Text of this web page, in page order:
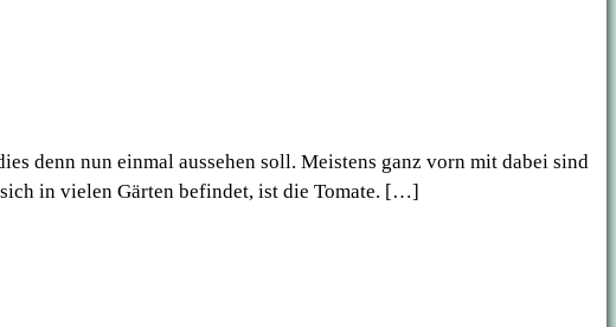
denn nun einmal aussehen soll. Meistens ganz vorn mit dabei sind
in vielen Gärten befindet, ist die Tomate. […]